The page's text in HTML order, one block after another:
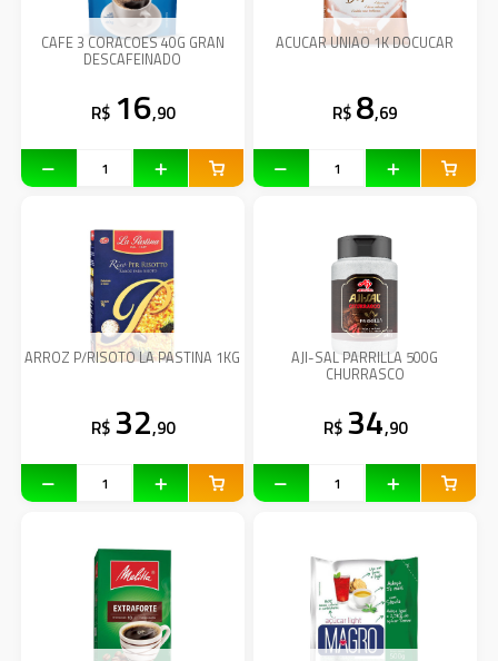
CAFE 3 CORACOES 40G GRAN
DESCAFEINADO
R$ 16,90
ACUCAR UNIAO 1K DOCUCAR
R$ 8,69
ARROZ P/RISOTO LA PASTINA 1KG
R$ 32,90
AJI-SAL PARRILLA 500G
CHURRASCO
R$ 34,90